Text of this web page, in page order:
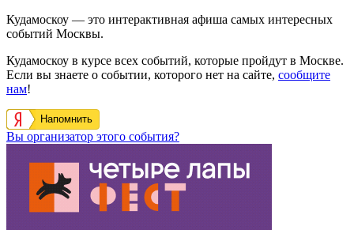
Кудамоскоу — это интерактивная афиша самых интересных
событий Москвы.
Кудамоскоу в курсе всех событий, которые пройдут в Москве.
Если вы знаете о событии, которого нет на сайте, сообщите
нам!
Напомнить
Вы организатор этого события?